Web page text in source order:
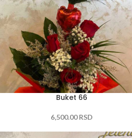
Buket 66
6,500.00RSD